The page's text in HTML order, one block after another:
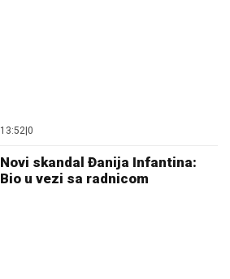
13:52 0
Novi skandal Đanija Infantina:
Bio u vezi sa radnicom